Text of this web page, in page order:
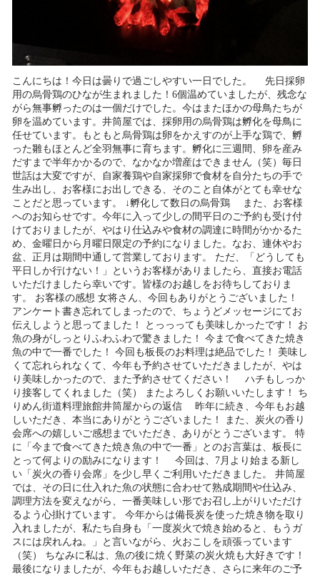
こんにちは！今日は曇りで過ごしやすい一日でした。 先日採卵
用の烏骨鶏のひなが生まれました！6個温めていましたが、残念な
がら無事孵ったのは一個だけでした。今はまたほかの母鳥たちが
卵を温めています。井筒屋では、採卵用の烏骨鶏は孵化を母鳥に
任せています。もともと烏骨鶏は卵をかえすのが上手な鶏で、孵
った雛もほとんど全羽無事に育ちます。孵化に三週間、卵を産み
だすまで半年かかるので、なかなか増産はできません（笑）毎日
世話は大変ですが、自家養鶏や自家採卵で食材を自分たちの手で
生み出し、お客様にお出しできる、そのこと自体がとても幸せな
ことだと思っています。 ↓孵化して数日の烏骨鶏 また、お客様
へのお知らせです。今年に入って少しの間平日のご予約も受け付
けておりましたが、やはり仕込みや食材の調達に時間がかかるた
め、金曜日から月曜日限定の予約になりました。なお、連休やお
盆、正月は期間中通して営業しております。 ただ、「どうしても
平日しか行けない！」というお客様がありましたら、直接お電話
いただけましたら幸いです。皆様のお越しをお待ちしておりま
す。 お客様の感想 女将さん、今回もありがとうございました！
アンケート書き忘れてしまったので、ちょうどメッセージにてお
伝えしようと思ってました！ とっっっても美味しかったです！ お
魚の身がしっとりふわふわで驚きました！ 今まで食べてきた焼き
魚の中で一番でした！ 今回も板長のお料理は絶品でした！ 美味し
くて忘れられなくて、今年も予約させていただきましたが、やは
り美味しかったので、また予約させてください！ ハチもしっか
り接客してくれました（笑） またよろしくお願いいたします！ ち
りめん街道料理旅館井筒屋からの返信 昨年に続き、今年もお越
しいただき、本当にありがとうございました！ また、炭火の香り
会席への嬉しいご感想までいただき、ありがとうございます。 特
に「今まで食べてきた焼き魚の中で一番」とのお言葉は、板長に
とって何よりの励みになります！ 今回は、7月より始まる新し
い「炭火の香り会席」を少し早くご利用いただきました。 井筒屋
では、その日に仕入れた魚の状態に合わせて熟成期間や仕込み、
調理方法を変えながら、一番美味しい形でお召し上がりいただけ
るよう心掛けています。 今年からは備長炭を使った焼き物を取り
入れましたが、私たち自身も「一度炭火で焼き始めると、もうガ
スには戻れんね。」と言いながら、火おこしを頑張っています
（笑） ちなみに私は、魚の後に焼く野菜の炭火焼も大好きです！
最後になりましたが、今年もお越しいただき、さらに来年のご予